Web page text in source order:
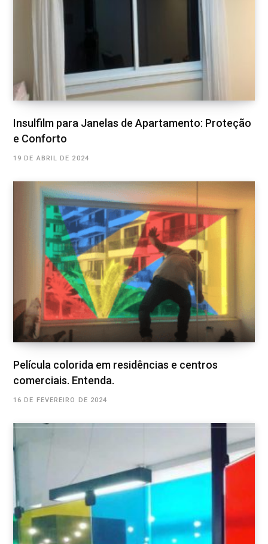
Insulfilm para Janelas de Apartamento: Proteção
e Conforto
19 DE ABRIL DE 2024
Película colorida em residências e centros
comerciais. Entenda.
16 DE FEVEREIRO DE 2024